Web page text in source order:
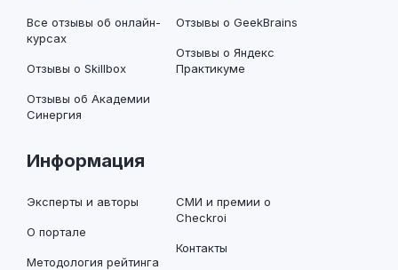
Все отзывы об онлайн-
курсах
Отзывы о Skillbox
Отзывы об Академии
Синергия
Отзывы о GeekBrains
Отзывы о Яндекс
Практикуме
Информация
Эксперты и авторы
О портале
Методология рейтинга
СМИ и премии о
Checkroi
Контакты